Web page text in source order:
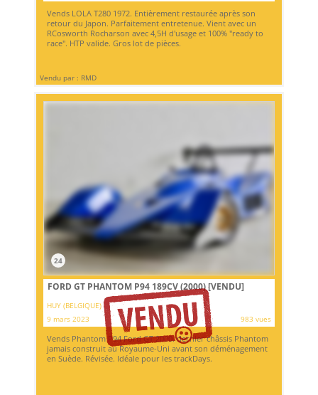
Vends LOLA T280 1972. Entièrement restaurée après son
retour du Japon. Parfaitement entretenue. Vient avec un
RCosworth Rocharson avec 4,5H d'usage et 100% "ready to
race". HTP valide. Gros lot de pièces.
Vendu par : RMD
24
FORD GT PHANTOM P94 189CV (2000)[VENDU]
HUY (BELGIQUE)
9 mars 2023
983 vues
Vends Phantom P94 Ford GT 2000. dernier châssis Phantom
jamais construit au Royaume-Uni avant son déménagement
en Suède. Révisée. Idéale pour les trackDays.